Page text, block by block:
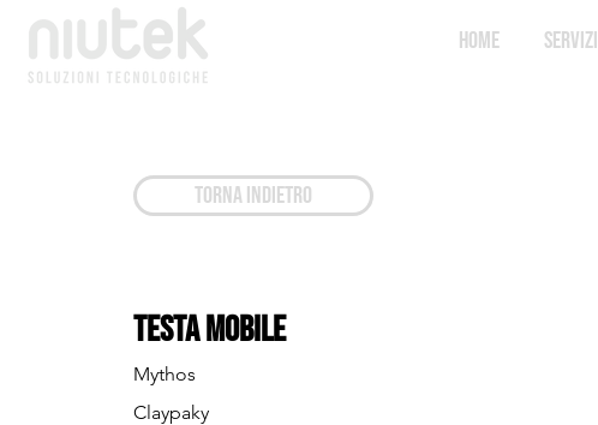
HOME SERVIZI
TORNA INDIETRO
Testa Mobile
Mythos
Claypaky